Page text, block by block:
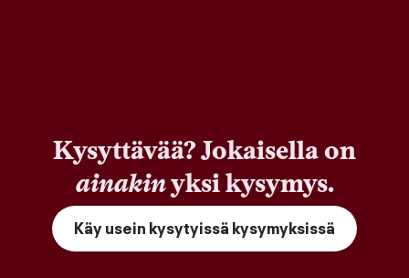
Kysyttävää? Jokaisella on
ainakinyksi kysymys.
Käy usein kysytyissä kysymyksissä